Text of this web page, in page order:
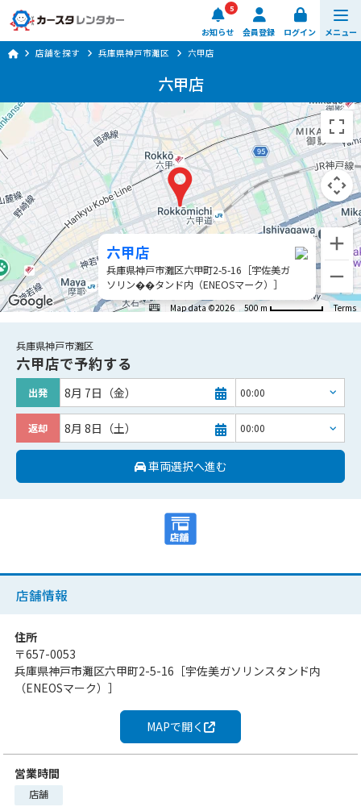
お知らせ
5
会員登録 ログイン メニュー
車種・料金
店舗を探す
ご利用ガイド
楽のりスマート
0570-064-179
店舗を探す 兵庫県神戸市灘区 六甲店
六甲店
Map data ©2026 500 m Terms
六甲店
兵庫県神戸市灘区六甲町2-5-16［宇佐美ガ
ソリン��タンド内（ENEOSマーク）］
兵庫県神戸市灘区
六甲店で予約する
出発 8月 7日（金）
返却 8月 8日（土）
車両選択へ進む
店舗情報
住所
〒657-0053
兵庫県神戸市灘区六甲町2-5-16［宇佐美ガソリンスタンド内
（ENEOSマーク）］
MAPで開く
営業時間
店舗